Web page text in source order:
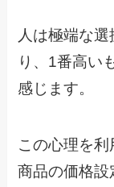
人は極端な
り、1番高い
感じます。
この心理を
商品の価格設